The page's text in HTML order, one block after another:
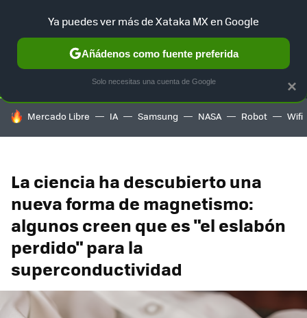
SELECCIÓN GAMING HOME AUTO TERRITORIO
HOY SE HABLA DE
Mercado Libre IA Samsung NASA Robot Wifi
La ciencia ha descubierto una
nueva forma de magnetismo:
algunos creen que es "el eslabón
perdido" para la
superconductividad
×
Ya puedes ver más de Xataka MX en Google
Añádenos como fuente preferida
Solo necesitas una cuenta de Google